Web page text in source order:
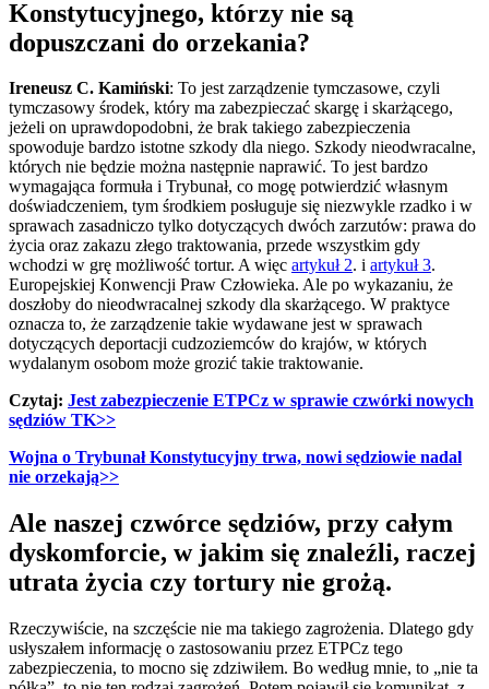
Konstytucyjnego, którzy nie są
dopuszczani do orzekania?
Ireneusz C. Kamiński: To jest zarządzenie tymczasowe, czyli
tymczasowy środek, który ma zabezpieczać skargę i skarżącego,
jeżeli on uprawdopodobni, że brak takiego zabezpieczenia
spowoduje bardzo istotne szkody dla niego. Szkody nieodwracalne,
których nie będzie można następnie naprawić. To jest bardzo
wymagająca formuła i Trybunał, co mogę potwierdzić własnym
doświadczeniem, tym środkiem posługuje się niezwykle rzadko i w
sprawach zasadniczo tylko dotyczących dwóch zarzutów: prawa do
życia oraz zakazu złego traktowania, przede wszystkim gdy
wchodzi w grę możliwość tortur. A więc artykuł 2. i artykuł 3.
Europejskiej Konwencji Praw Człowieka. Ale po wykazaniu, że
doszłoby do nieodwracalnej szkody dla skarżącego. W praktyce
oznacza to, że zarządzenie takie wydawane jest w sprawach
dotyczących deportacji cudzoziemców do krajów, w których
wydalanym osobom może grozić takie traktowanie.
Czytaj: Jest zabezpieczenie ETPCz w sprawie czwórki nowych
sędziów TK>>
Wojna o Trybunał Konstytucyjny trwa, nowi sędziowie nadal
nie orzekają>>
Ale naszej czwórce sędziów, przy całym
dyskomforcie, w jakim się znaleźli, raczej
utrata życia czy tortury nie grożą.
Rzeczywiście, na szczęście nie ma takiego zagrożenia. Dlatego gdy
usłyszałem informację o zastosowaniu przez ETPCz tego
zabezpieczenia, to mocno się zdziwiłem. Bo według mnie, to „nie ta